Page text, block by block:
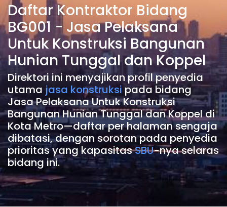
Daftar Kontraktor Bidang
BG001 - Jasa Pelaksana
Untuk Konstruksi Bangunan
Hunian Tunggal dan Koppel
Direktori ini menyajikan profil penyedia
utama jasa konstruksipada bidang
Jasa Pelaksana Untuk Konstruksi
Bangunan Hunian Tunggal dan Koppel di
Kota Metro—daftar per halaman sengaja
dibatasi, dengan sorotan pada penyedia
prioritas yang kapasitasSBU-nya selaras
bidang ini.